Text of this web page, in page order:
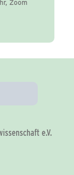
Zoom
e.V.